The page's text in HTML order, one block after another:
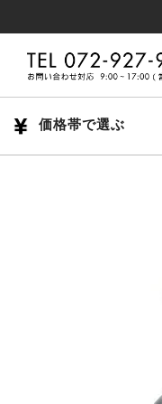
価格帯で選ぶ